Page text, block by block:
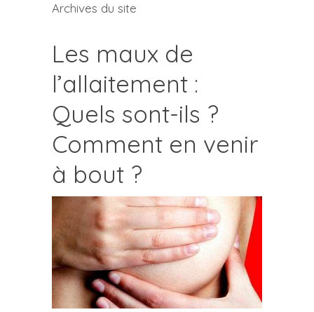
Archives du site
Les maux de
l’allaitement :
Quels sont-ils ?
Comment en venir
à bout ?